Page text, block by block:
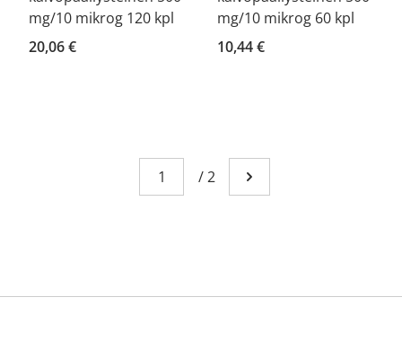
mg/10 mikrog 120 kpl
20,06 €
mg/10 mikrog 60 kpl
10,44 €
Sivu
You're currently reading page 1
/2 Mene seuraavalle